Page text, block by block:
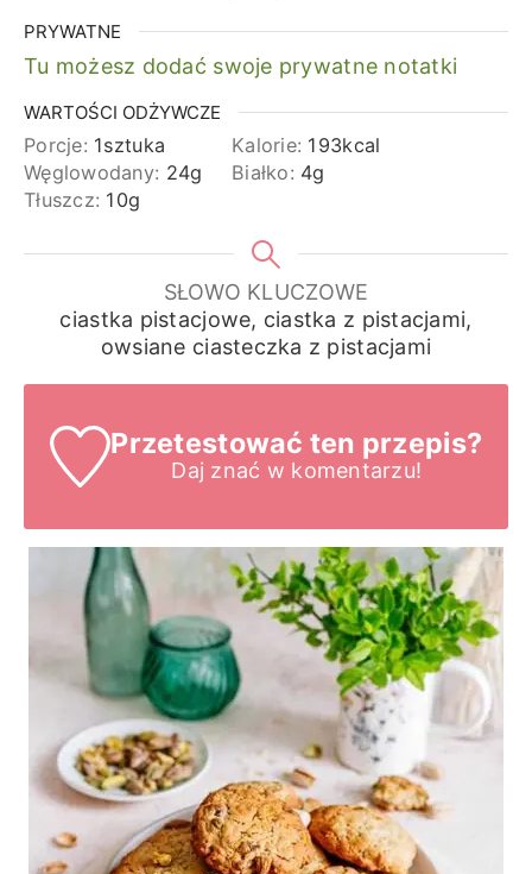
PRYWATNE
Tu możesz dodać swoje prywatne notatki
WARTOŚCI ODŻYWCZE
Porcje: 1sztuka Kalorie: 193kcal
Węglowodany: 24g Białko: 4g
Tłuszcz: 10g
SŁOWO KLUCZOWE
ciastka pistacjowe, ciastka z pistacjami,
owsiane ciasteczka z pistacjami
Przetestować ten przepis?
Daj znać w komentarzu!